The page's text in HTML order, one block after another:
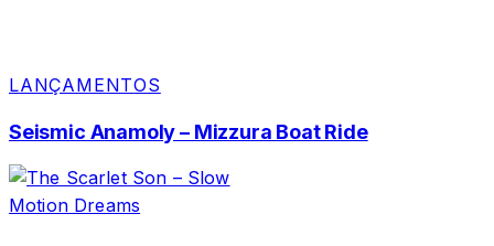
LANÇAMENTOS
Seismic Anamoly – Mizzura Boat Ride